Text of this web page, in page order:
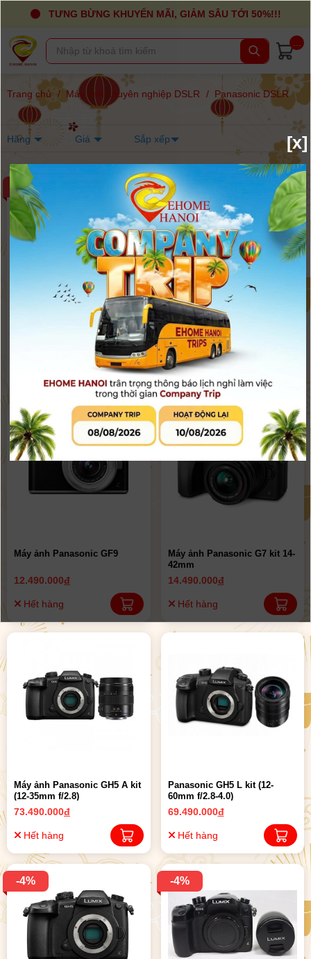
TƯNG BỪNG KHUYẾN MÃI, GIẢM SÂU TỚI 50%!!!
Trang chủ / Máy ảnh chuyên nghiệp DSLR / Panasonic DSLR
Hãng Giá Sắp xếp
-4%
Máy ảnh Panasonic G9 (body)
43.500.000đ
-6%
Máy ảnh Panasonic GH5S
(body)
64.590.000đ 68.500.000đ
Hết hàng
Máy ảnh Panasonic GF9
12.490.000đ
Hết hàng
Máy ảnh Panasonic G7 kit 14-
42mm
14.490.000đ
Hết hàng
Máy ảnh Panasonic GH5 A kit
(12-35mm f/2.8)
73.490.000đ
Hết hàng
Panasonic GH5 L kit (12-
60mm f/2.8-4.0)
69.490.000đ
Hết hàng
-4% -4%
[x]